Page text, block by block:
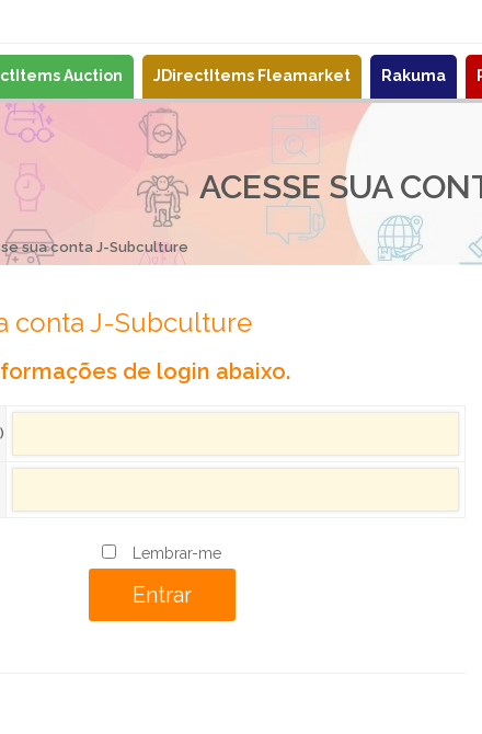
Auction JDirectItems Fleamarket Rakuma
ACESSE SUA
sua conta J-Subculture
conta J-Subculture
de login abaixo.
Lembrar-me